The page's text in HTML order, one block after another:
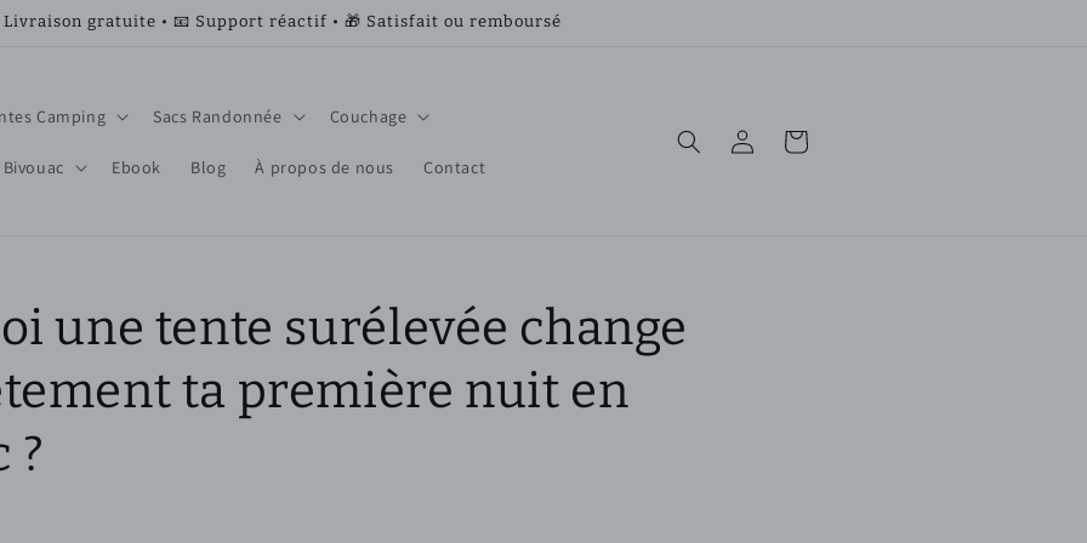
Livraison gratuite • 📧 Support réactif • 🎁 Satisfait ou remboursé
Camping Sacs Randonnée Couchage
Ebook Blog À propos de nous Contact
Connexion Panier
une tente surélevée change
ta première nuit en
?